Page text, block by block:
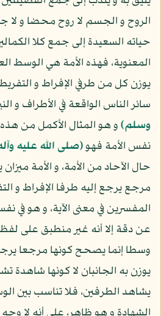
الروح و الجسم لا روح محضا و
حياته السعيدة إلى جمع كلا
المعنوية، فهذه الأمة هي الوسط
يوزن كل من طرفي الإفراط و
سائر الناس الواقعة في الأطراف و
وسلم)و هو المثال الأكمل من
نفس الأمة فهو(صلى الله عليه
حال الآحاد من الأمة، و الأمة
مرجع يرجع إليه طرفا الإفراط و
المفسرين في معنى الآية، و هو في
عن دقة إلا أنه غير منطبق على لفظ
وسطا إنما يصحح كونها مرجعا يرجع
يوزن به الجانبان لا كونها شاهدة
يشاهد الطرفين، فلا تناسب بين